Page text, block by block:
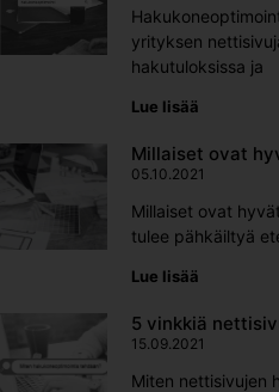
yrityksen
hakutuloksissa ja
Lue lisää
Millaiset ovat
05.10.2021
Millaiset ovat
tulee pähkäiltyä
Lue lisää
5 vinkkiä
15.09.2021
Miten nettisivujen